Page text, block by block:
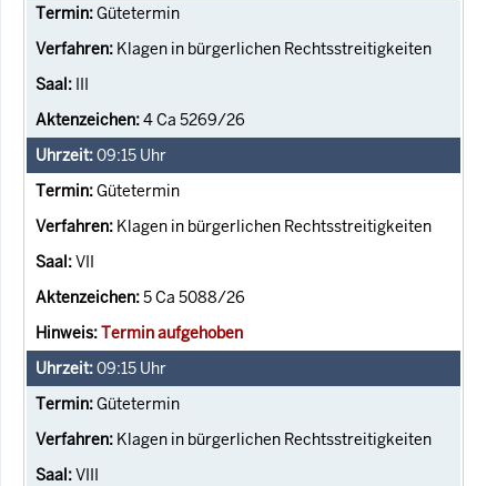
Gütetermin
Klagen in bürgerlichen Rechtsstreitigkeiten
III
4 Ca 5269/26
09:15 Uhr
Gütetermin
Klagen in bürgerlichen Rechtsstreitigkeiten
VII
5 Ca 5088/26
Termin aufgehoben
09:15 Uhr
Gütetermin
Klagen in bürgerlichen Rechtsstreitigkeiten
VIII